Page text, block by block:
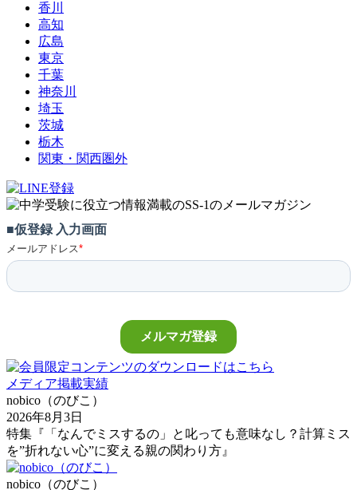
香川
高知
広島
東京
千葉
神奈川
埼玉
茨城
栃木
関東・関西圏外
メディア掲載実績
nobico（のびこ）
2026年8月3日
特集『「なんでミスするの」と叱っても意味なし？計算ミス
を”折れない心”に変える親の関わり方』
nobico（のびこ）